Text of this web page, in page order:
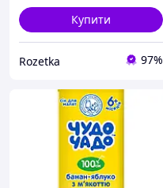
Купити
Rozetka 97%